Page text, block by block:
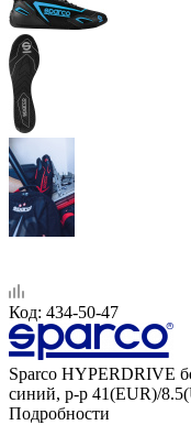
Код: 434-50-47
Sparco HYPERDRIVE
синий, р-р 41(EUR)/
Подробности